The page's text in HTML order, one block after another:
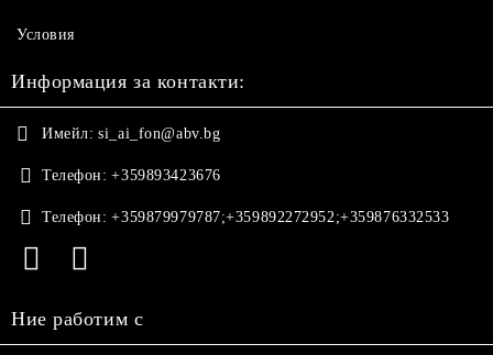
Условия
Информация за контакти:
Имейл: si_ai_fon@abv.bg
Телефон: +359893423676
Телефон: +359879979787;+359892272952;+359876332533
Ние работим с